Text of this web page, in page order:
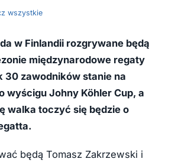
wszystkie
w Finlandii rozgrywane będą
międzynarodowe regaty
30 zawodników stanie na
wyścigu Johny Köhler Cup, a
walka toczyć się będzie o
będą Tomasz Zakrzewski i